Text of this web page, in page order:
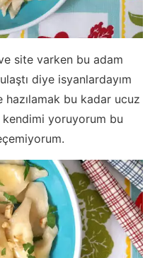
site varken bu adam
diye isyanlardayım
hazılamak bu kadar ucuz
yoruyorum bu